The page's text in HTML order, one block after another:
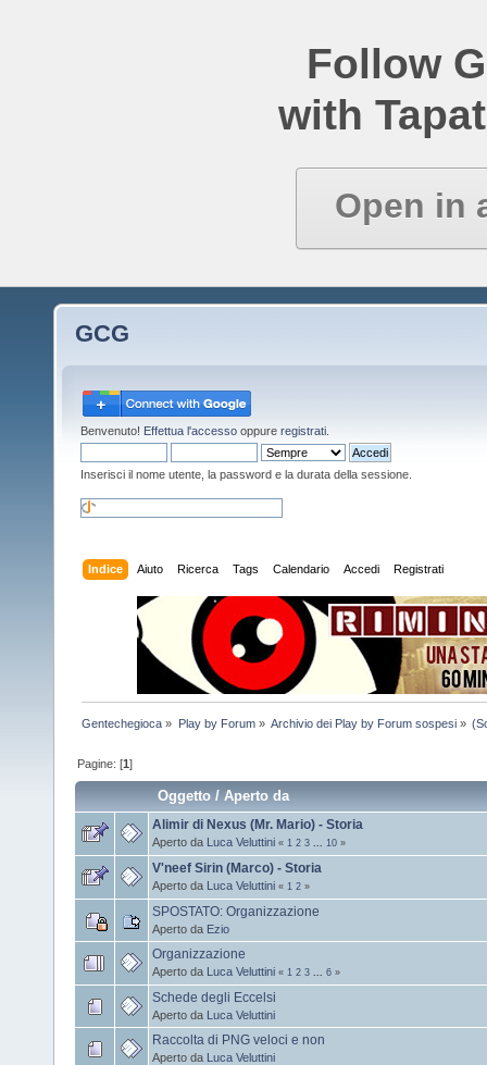
Follow
with
Open in
GCG
Benvenuto! Effettua l'accesso oppure registrati
Inserisci il nome utente, la password e la durata della sessione.
Indice Aiuto Ricerca Tags Calendario Accedi Registrati
Gentechegioca » Play by Forum» Archivio dei Play by Forum sospesi»
Pagine: [1]
Oggetto /Aperto da
Alimir di Nexus (Mr. Mario) - Storia
Aperto da Luca Veluttini « 1 2 3 10 »
V'neef Sirin (Marco) - Storia
Aperto da Luca Veluttini « 1 2 »
SPOSTATO: Organizzazione
Aperto da Ezio
Organizzazione
Aperto da Luca Veluttini « 1 2 3 6 »
Schede degli Eccelsi
Aperto da Luca Veluttini
Raccolta di PNG veloci e non
Aperto da Luca Veluttini